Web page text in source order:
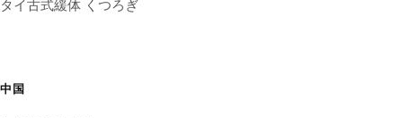
タイ古式緩体 くつろぎ
中国